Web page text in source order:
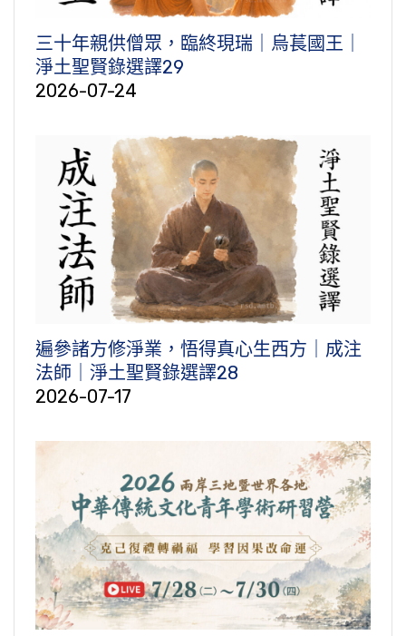
三十年親供僧眾，臨終現瑞｜烏萇國王｜
淨土聖賢錄選譯29
2026-07-24
遍參諸方修淨業，悟得真心生西方｜成注
法師｜淨土聖賢錄選譯28
2026-07-17